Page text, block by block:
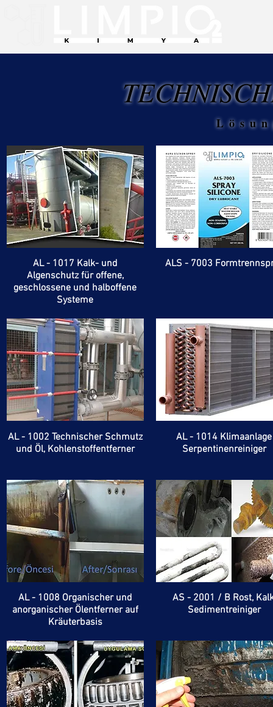
AL - 1017 Kalk- und
Algenschutz für offene,
geschlossene und halboffene
Systeme
ALS - 7003
AL - 1002 Technischer Schmutz
und Öl, Kohlenstoffentferner
AL - 1014 Klimaanlage
Serpentinenreiniger
AL - 1008 Organischer und
anorganischer Ölentferner auf
Kräuterbasis
AS - 2001 / B Rost,
Sedimentreiniger